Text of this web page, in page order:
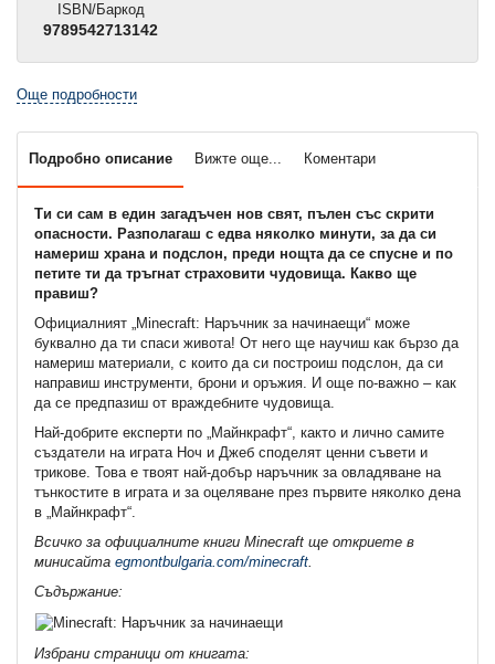
ISBN/Баркод
9789542713142
Още подробности
Подробно описание Вижте още... Коментари
Tи си сам в един загадъчен нов свят, пълен със скрити
опасности. Разполагаш с едва няколко минути, за да си
намериш храна и подслон, преди нощта да се спусне и по
петите ти да тръгнат страховити чудовища. Какво ще
правиш?
Официалният „Minecraft: Наръчник за начинаещи“ може
буквално да ти спаси живота! От него ще научиш как бързо да
намериш материали, с които да си построиш подслон, да си
направиш инструменти, брони и оръжия. И още по-важно – как
да се предпазиш от враждебните чудовища.
Най-добрите експерти по „Майнкрафт“, както и лично самите
създатели на играта Ноч и Джеб споделят ценни съвети и
трикове. Това е твоят най-добър наръчник за овладяване на
тънкостите в играта и за оцеляване през първите няколко дена
в „Майнкрафт“.
Всичко за официалните книги Minecraft ще откриете в
минисайта egmontbulgaria.com/minecraft.
Съдържание:
Избрани страници от книгата: